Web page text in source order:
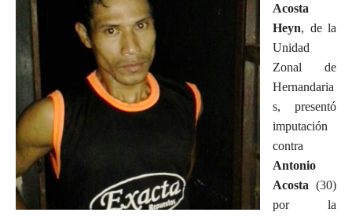
Acosta
Heyn, de la
Unidad
Zonal de
Hernandaria
s, presentó
imputación
contra
Antonio
Acosta (30)
por la